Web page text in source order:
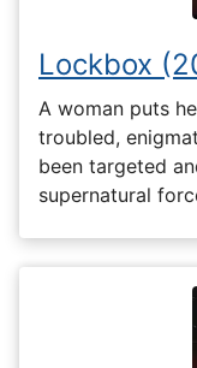
Lockbox
A woman puts
troubled,
been targeted
supernatural